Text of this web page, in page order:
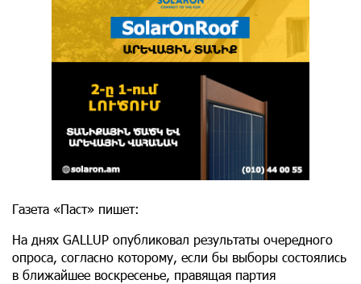
Газета «Паст» пишет:
На днях GALLUP опубликовал результаты очередного
опроса, согласно которому, если бы выборы состоялись
в ближайшее воскресенье, правящая партия